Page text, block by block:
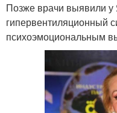
Позже врачи выявили у
гипервентиляционный
психоэмоциональным